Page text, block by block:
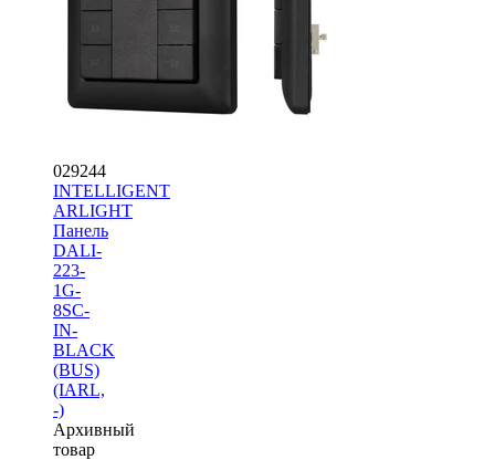
029244
INTELLIGENT
ARLIGHT
Панель
DALI-
223-
1G-
8SC-
IN-
BLACK
(BUS)
(IARL,
-)
Архивный
товар